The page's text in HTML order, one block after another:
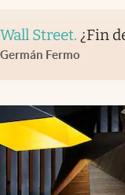
Wall Street. ¿Fin
Germán Fermo